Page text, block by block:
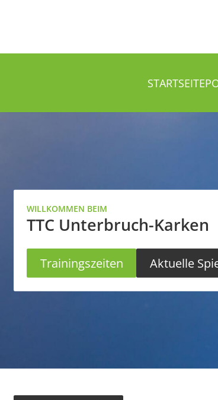
STARTSEITE
WILLKOMMEN BEIM
TTC Unterbruch-Karken
Trainingszeiten Aktuelle